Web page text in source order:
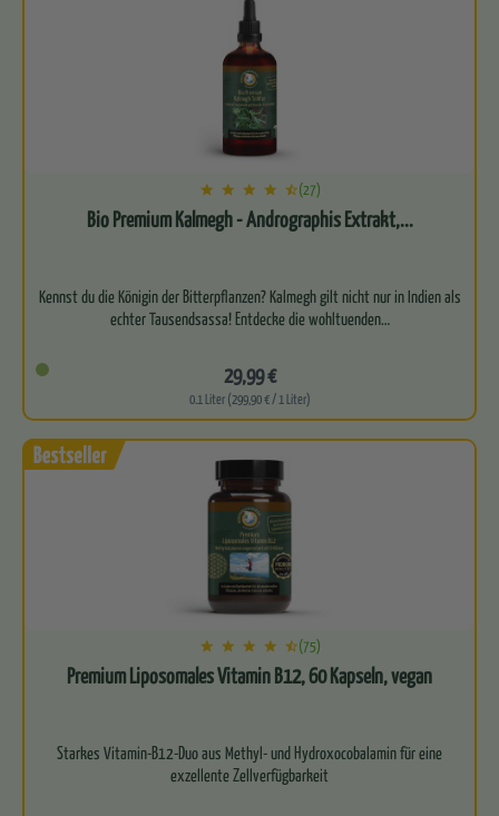
(27)
Bio Premium Kalmegh - Andrographis Extrakt,...
Kennst du die Königin der Bitterpflanzen? Kalmegh gilt nicht nur in Indien als
echter Tausendsassa! Entdecke die wohltuenden…
29,99 €
0.1 Liter (299,90 € / 1 Liter)
(75)
Premium Liposomales Vitamin B12, 60 Kapseln, vegan
Starkes Vitamin-B12-Duo aus Methyl- und Hydroxocobalamin für eine
exzellente Zellverfügbarkeit